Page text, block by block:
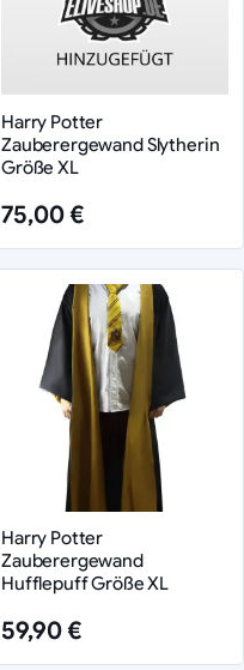
Harry Potter
Zauberergewand Slytherin
Größe XL
75,00 €
Harry Potter
Zauberergewand
Hufflepuff Größe XL
59,90 €